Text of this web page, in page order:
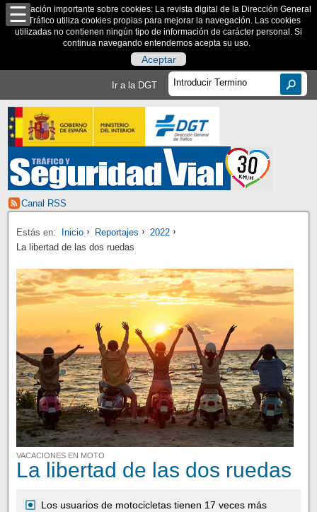
Información importante sobre cookies: La revista digital de la Dirección General
de Tráfico utiliza cookies propias para mejorar la navegación. Las cookies
utilizadas no contienen ningún tipo de información de carácter personal. Si
continua navegando entendemos acepta su uso.
Aceptar
Ir a la DGT
Canal RSS
Estás en: Inicio Reportajes
2022
La libertad de las dos ruedas
VACACIONES EN MOTO
La libertad de las dos ruedas
Los usuarios de motocicletas tienen 17 veces más